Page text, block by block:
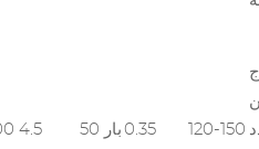
4.5 50 بار 0.35 120-150